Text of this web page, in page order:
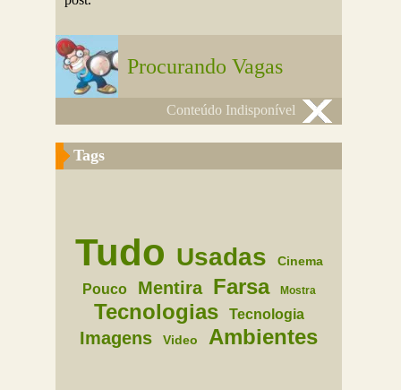
Procurando Vagas
Conteúdo Indisponível
Tags
Tudo Usadas Cinema
Pouco Mentira Farsa Mostra
Tecnologias Tecnologia
Imagens Video Ambientes